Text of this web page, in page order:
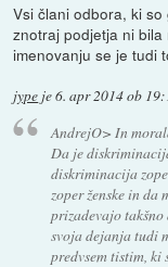
Vsi člani odbora, ki
znotraj podjetja ni
imenovanju se je tudi
jype je6. apr 2014 ob
AndrejO> In
Da je
diskriminacija
zoper ženske in
prizadevajo
svoja dejanja tudi
predvsem tistim,